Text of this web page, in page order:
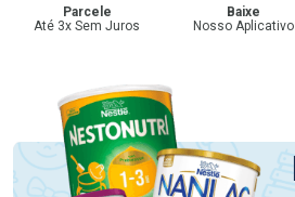
Parcele
Até 3x Sem Juros
Baixe
Nosso Aplicativo